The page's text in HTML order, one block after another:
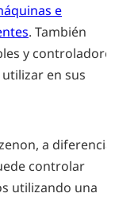
e
. También
y controladores
en sus
a diferencia
controlar
utilizando una